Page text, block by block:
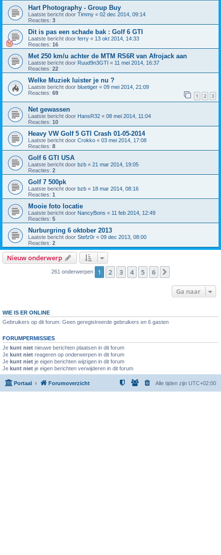
Hart Photography - Group Buy
Laatste bericht door Timmy « 02 dec 2014, 09:14
Reacties: 3
Dit is pas een schade bak : Golf 6 GTI
Laatste bericht door ferry « 13 okt 2014, 14:33
Reacties: 16
Met 250 km/u achter de MTM RS6R van Afrojack aan
Laatste bericht door Ruud9n3GTI « 11 mei 2014, 16:37
Reacties: 22
Welke Muziek luister je nu ?
Laatste bericht door bluetiger « 09 mei 2014, 21:09
Reacties: 69 1 2 3
Net gewassen
Laatste bericht door HansR32 « 08 mei 2014, 11:04
Reacties: 10
Heavy VW Golf 5 GTI Crash 01-05-2014
Laatste bericht door Crokko « 03 mei 2014, 17:08
Reacties: 8
Golf 6 GTI USA
Laatste bericht door bzb « 21 mar 2014, 19:05
Reacties: 2
Golf 7 500pk
Laatste bericht door bzb « 18 mar 2014, 08:16
Reacties: 1
Mooie foto locatie
Laatste bericht door NancyBons « 11 feb 2014, 12:49
Reacties: 5
Nurburgring 6 oktober 2013
Laatste bericht door Stefz0r « 09 dec 2013, 08:00
Reacties: 2
Nieuw onderwerp
261 onderwerpen 1 2 3 4 5 6
Ga naar
WIE IS ER ONLINE
Gebruikers op dit forum: Geen geregistreerde gebruikers en 6 gasten
FORUMPERMISSIES
Je kunt niet nieuwe berichten plaatsen in dit forum
Je kunt niet reageren op onderwerpen in dit forum
Je kunt niet je eigen berichten wijzigen in dit forum
Je kunt niet je eigen berichten verwijderen in dit forum
Portaal Forumoverzicht Alle tijden zijn UTC+02:00